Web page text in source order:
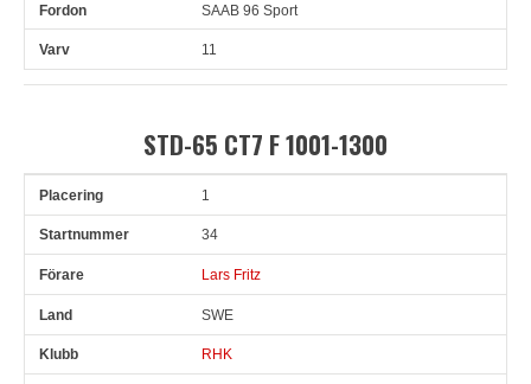
SAAB 96 Sport
11
STD-65 CT7 F 1001-1300
Pl Snr 1
34
Lars Fritz
SWE
RHK